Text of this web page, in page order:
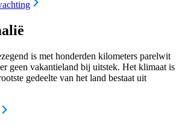
is met honderden kilometers parelwit
geen vakantieland bij uitstek. Het klimaat is
gedeelte van het land bestaat uit